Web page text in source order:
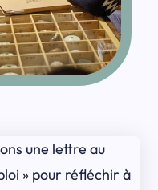
une lettre au
» pour réfléchir à